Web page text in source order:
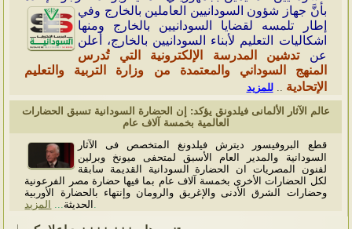
بأنَّ جهاز شؤون السودانيين العاملين بالخارج وفي
إطار تلمسه لقضايا السودانيين بالخارج ومنها
اشكاليات التعليم لأبناء السودانيين بالخارج، أعلن
عنتدشين المدرسة الإلكترونية التي تُدرس
المنهج السوداني والمعتمدة من وزارة التربية والتعليم
الإتحادية ..للمزيد
عالم الآثار الألمانى فيلدونق يؤكد: إن الحضارة السودانية تسبق الحضارات
العالمية بخمسة آلاف عام
قطع البروفيسور ديترش فيلدونغ المتخصص فى الآثار
السودانية والمدير العام الأسبق لمتحفى ميونخ وبرلين
لفنون المصريات ان الحضارة السودانية القديمة سابقة
لكل الحضارات الأخرى بخمسة آلاف عام بما فيها حضارة مصر الفرعونية
وحضارات الشرق الأدنى والإغريق والرومان وإنتهاء بالحضارة الأوربية
الحديثة
المزيد